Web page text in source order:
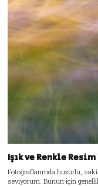
Işık ve Renkle
Fotoğraflarımda huzurlu,
seviyorum. Bunun için